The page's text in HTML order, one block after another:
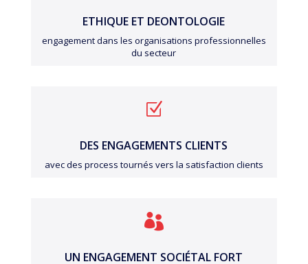
ETHIQUE ET DEONTOLOGIE
engagement dans les organisations professionnelles
du secteur
Z
DES ENGAGEMENTS CLIENTS
avec des process tournés vers la satisfaction clients

UN ENGAGEMENT SOCIÉTAL FORT